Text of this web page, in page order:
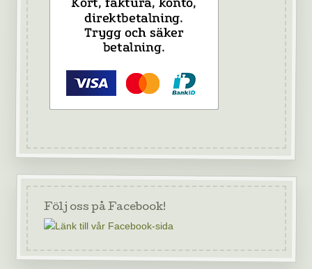
Följ oss på Facebook!